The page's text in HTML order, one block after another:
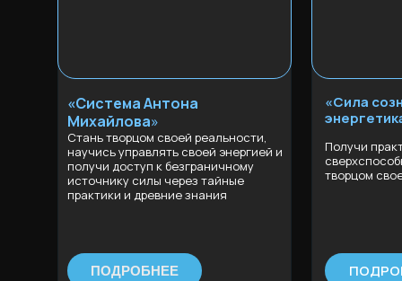
«Система Антона
Михайлова»
Стань творцом своей реальности,
научись управлять своей энергией и
получи доступ к безграничному
источнику силы через тайные
практики и древние знания
ПОДРОБНЕЕ
«Сила
Получи
творцом